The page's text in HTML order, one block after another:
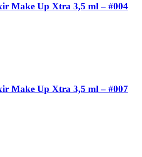
Make Up Xtra 3,5 ml – #004
Make Up Xtra 3,5 ml – #007